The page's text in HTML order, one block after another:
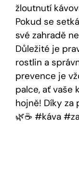
žloutnutí
Pokud se
své zahradě
Důležité je
rostlin a
prevence je
palce, ať vaše
hojně! Díky za
🌿☕️ #káva